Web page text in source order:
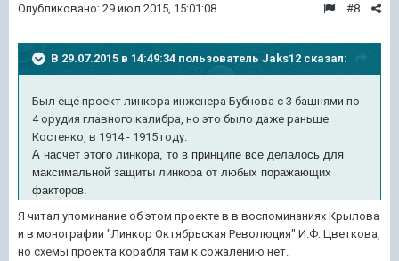
#8
Опубликовано: 29 июл 2015, 15:01:08
В 29.07.2015 в 14:49:34 пользователь Jaks12 сказал:
Был еще проект линкора инженера Бубнова с 3 башнями по
4 орудия главного калибра, но это было даже раньше
Костенко, в 1914 - 1915 году.
А насчет этого линкора, то в принципе все делалось для
максимальной защиты линкора от любых поражающих
факторов.
Я читал упоминание об этом проекте в в воспоминаниях Крылова
и в монографии "Линкор Октябрьская Революция" И.Ф. Цветкова,
но схемы проекта корабля там к сожалению нет.